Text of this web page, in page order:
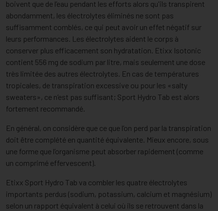
boivent que de l’eau pendant les efforts alors qu'ils transpirent
abondamment, les électrolytes éliminés ne sont pas
suffisamment comblés, ce qui peut avoir un effet négatif sur
leurs performances. Les électrolytes aident le corps à
conserver plus efficacement son hydratation. Etixx Isotonic
contient 556 mg de sodium par litre, mais seulement une dose
très limitée des autres électrolytes. En cas de températures
tropicales, de transpiration excessive ou pour les «salty
sweaters», ce n’est pas suffisant; Sport Hydro Tab est alors
fortement recommandé.
En général, on considère que ce que l’on perd par la transpiration
doit être complété en quantité équivalente. Mieux encore, sous
une forme que l’organisme peut absorber rapidement (comme
un comprimé effervescent).
Etixx Sport Hydro Tab va combler les quatre électrolytes
importants perdus (sodium, potassium, calcium et magnésium)
selon un rapport équivalent à celui où ils se retrouvent dans la